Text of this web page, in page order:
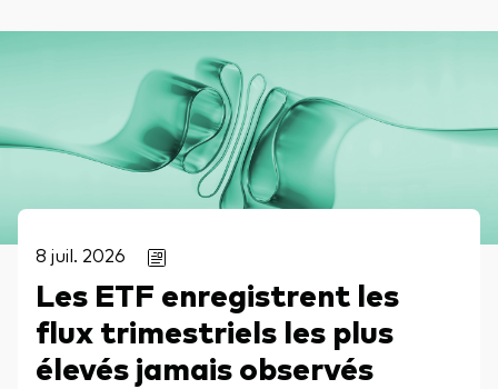
8 juil. 2026
Les ETF enregistrent les
flux trimestriels les plus
élevés jamais observés